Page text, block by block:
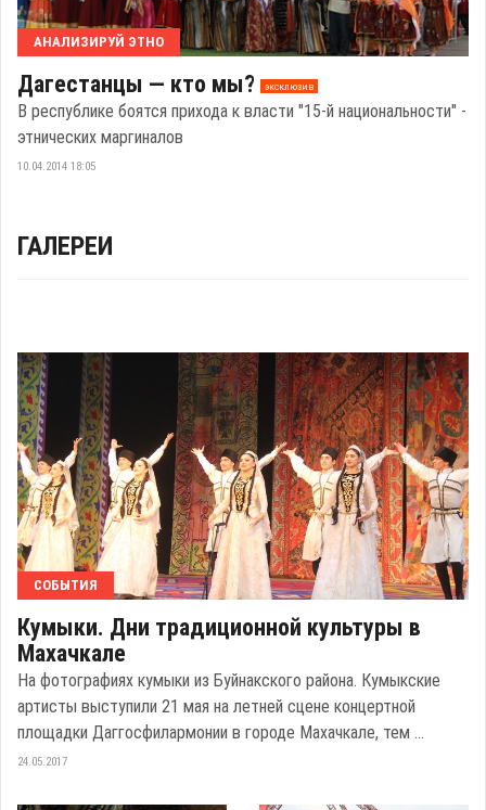
АНАЛИЗИРУЙ ЭТНО
Дагестанцы — кто мы? эксклюзив
В республике боятся прихода к власти "15-й национальности" -
этнических маргиналов
10.04.2014 18:05
ГАЛЕРЕИ
СОБЫТИЯ
Кумыки. Дни традиционной культуры в
Махачкале
На фотографиях кумыки из Буйнакского района. Кумыкские
артисты выступили 21 мая на летней сцене концертной
площадки Даггосфилармонии в городе Махачкале, тем ...
24.05.2017